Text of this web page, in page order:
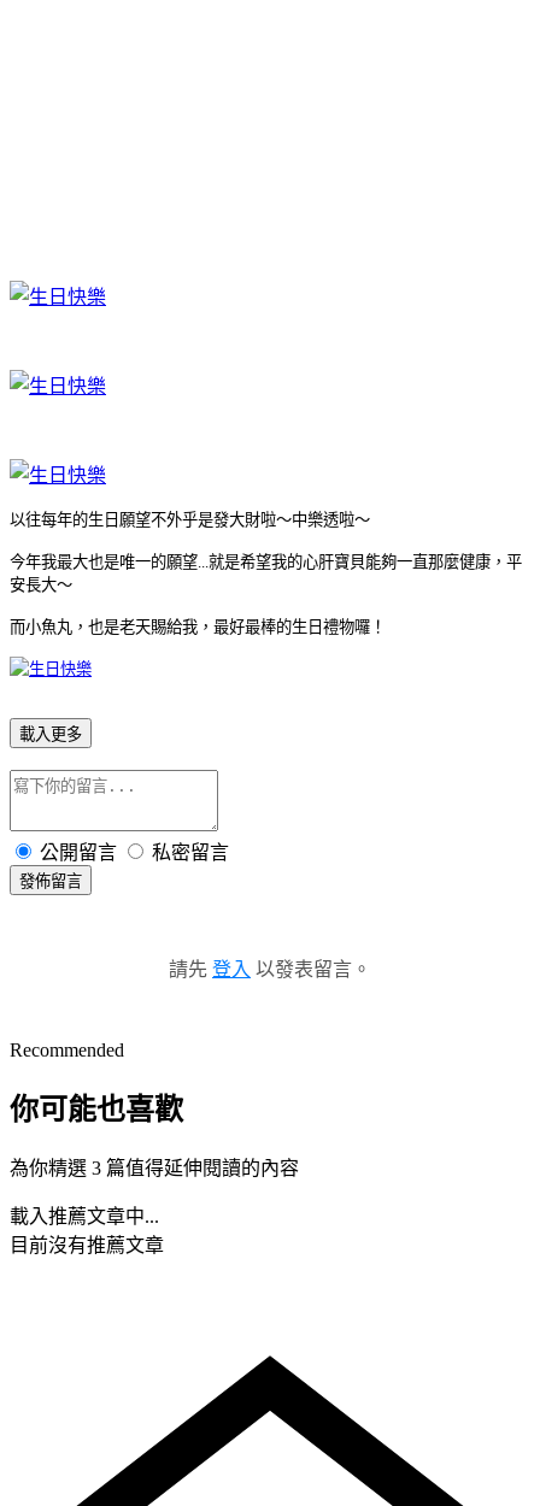
以往每年的生日願望不外乎是發大財啦～中樂透啦～
今年我最大也是唯一的願望...就是希望我的心肝寶貝能夠一直那麼健康，平
安長大～
而小魚丸，也是老天賜給我，最好最棒的生日禮物囉！
載入更多
公開留言 私密留言
發佈留言
請先 登入 以發表留言。
Recommended
你可能也喜歡
為你精選 3 篇值得延伸閱讀的內容
載入推薦文章中...
目前沒有推薦文章